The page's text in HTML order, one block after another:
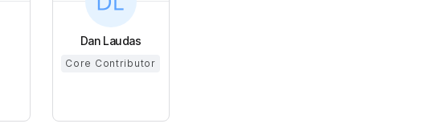
Dan Laudas
Core Contributor